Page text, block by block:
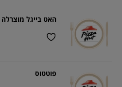
האט בייגל מוצרלה
פוטטוס